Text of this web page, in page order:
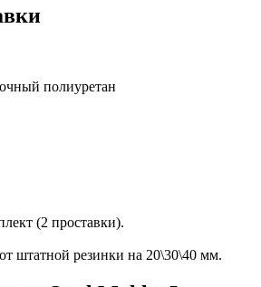
полиуретан
(2 проставки).
штатной резинки на 20\30\40 мм.